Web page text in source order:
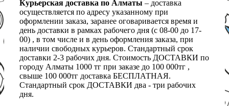
Курьерская доставка по Алматы – доставка
осуществляется по адресу указанному при
оформлении заказа, заранее оговаривается время и
день доставки в рамках рабочего дня (с 08-00 до 17-
00) , в том числе и в день оформления заказа, при
наличии свободных курьеров. Стандартный срок
доставки 2-3 рабочих дня. Стоимость ДОСТАВКИ по
городу Алматы 1000 тг при заказе до 100 000тг ,
свыше 100 000тг доставка БЕСПЛАТНАЯ.
Стандартный срок ДОСТАВКИ два - три рабочих
дня.